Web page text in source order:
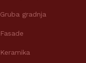
Gruba gradnja
Fasade
Keramika